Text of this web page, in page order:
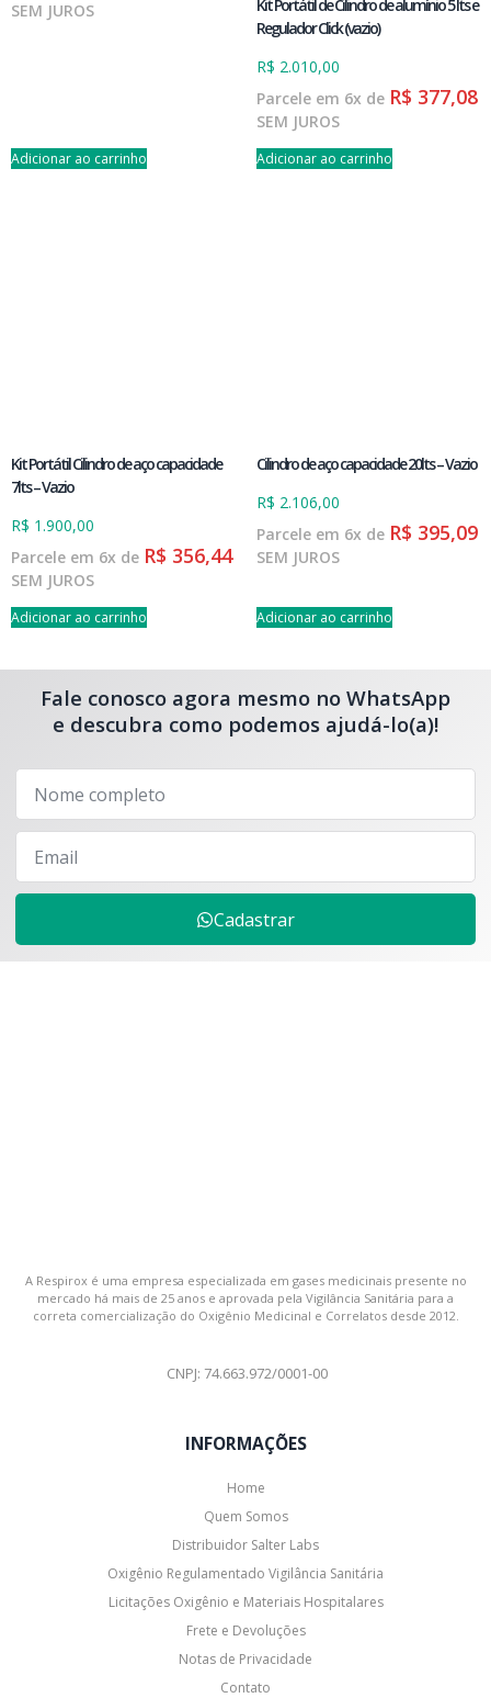
SEM JUROS
Adicionar ao carrinho
Kit Portátil de Cilindro de alumínio 5 lts e
Regulador Click (vazio)
R$ 2.010,00
Parcele em 6x de R$ 377,08
SEM JUROS
Adicionar ao carrinho
Kit Portátil Cilindro de aço capacidade
7lts – Vazio
R$ 1.900,00
Parcele em 6x de R$ 356,44
SEM JUROS
Adicionar ao carrinho
Cilindro de aço capacidade 20lts – Vazio
R$ 2.106,00
Parcele em 6x de R$ 395,09
SEM JUROS
Adicionar ao carrinho
Fale conosco agora mesmo no WhatsApp
e descubra como podemos ajudá-lo(a)!
Cadastrar
A Respirox é uma empresa especializada em gases medicinais presente no
mercado há mais de 25 anos e aprovada pela Vigilância Sanitária para a
correta comercialização do Oxigênio Medicinal e Correlatos desde 2012.
CNPJ: 74.663.972/0001-00
INFORMAÇÕES
Home
Quem Somos
Distribuidor Salter Labs
Oxigênio Regulamentado Vigilância Sanitária
Licitações Oxigênio e Materiais Hospitalares
Frete e Devoluções
Notas de Privacidade
Contato